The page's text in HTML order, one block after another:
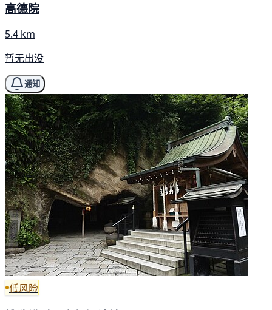
高德院
5.4 km
暂无出没
通知
低风险